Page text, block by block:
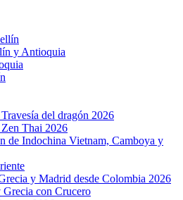
y Antioquia
del dragón 2026
Thai 2026
de Indochina Vietnam, Camboya y
y Madrid desde Colombia 2026
Grecia con Crucero